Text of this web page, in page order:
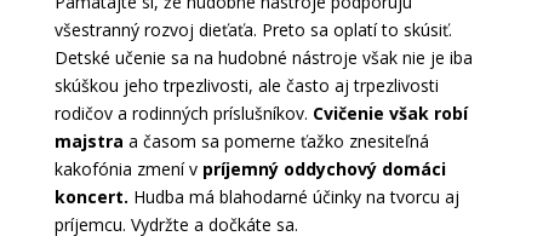
všestranný rozvoj dieťaťa. Preto sa oplatí to skúsiť.
Detské učenie sa na hudobné nástroje však nie je iba
skúškou jeho trpezlivosti, ale často aj trpezlivosti
rodičov a rodinných príslušníkov. Cvičenie však robí
majstra a časom sa pomerne ťažko znesiteľná
kakofónia zmení v príjemný oddychový domáci
koncert. Hudba má blahodarné účinky na tvorcu aj
príjemcu. Vydržte a dočkáte sa.